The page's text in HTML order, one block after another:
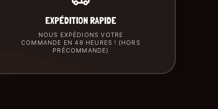
EXPÉDITION RAPIDE
NOUS EXPÉDIONS VOTRE
COMMANDE EN 48 HEURES ! (HORS
PRÉCOMMANDE)